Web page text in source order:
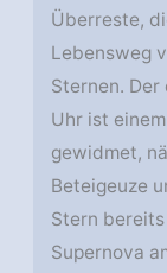
Überreste,
Lebensweg
Sternen. Der
Uhr ist
gewidmet,
Beteigeuze
Stern
Supernova